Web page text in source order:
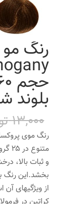
بلوند
13,000
و ثبات بالا،
بخشد.این رنگ